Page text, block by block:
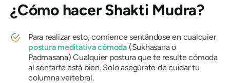
¿Cómo hacerShakti Mudra?
Para realizar esto, comience sentándose en cualquier
postura meditativa cómoda (Sukhasanao
Padmasana) Cualquier postura que te resulte cómoda
al sentarte está bien. Solo asegúrate de cuidar tu
columna vertebral.